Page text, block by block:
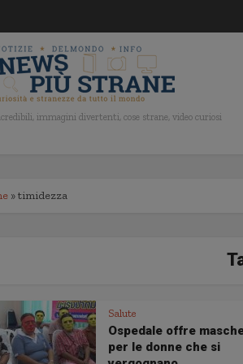
immagini divertenti, cose strane, video curiosi
»timidezza
Salute
Ospedale offre
per le donne che si